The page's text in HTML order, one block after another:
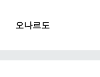
오나르도